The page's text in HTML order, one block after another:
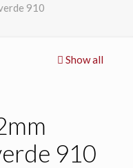
910
Show all
910